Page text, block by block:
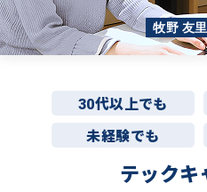
牧野 友
30代以上でも
未経験でも
テックキ